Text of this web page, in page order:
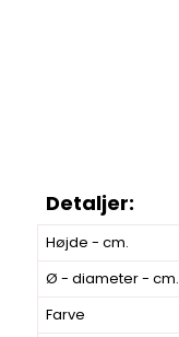
Højde - cm.
Ø - diameter - cm.
Farve